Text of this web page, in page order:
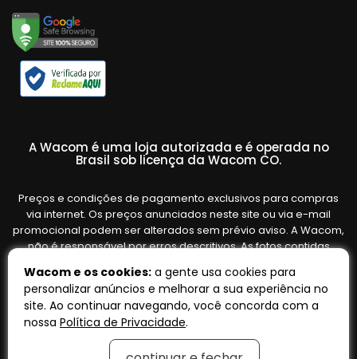
A Wacom é uma loja autorizada e é operada no
Brasil sob licença da Wacom CO.
Preços e condições de pagamento exclusivos para compras
via internet. Os preços anunciados neste site ou via e-mail
promocional podem ser alterados sem prévio aviso. A Wacom,
não é responsável por erros descritivos. As fotos contidas
variar de acordo com o fornecedor/lote do fabricante. Ofertas
válidas até o término de nossos estoques. Vendas sujeitas à
análise e confirmação de dados.
Wacom e os cookies: a gente usa cookies para
personalizar anúncios e melhorar a sua experiência no
site. Ao continuar navegando, você concorda com a
nossa Política de Privacidade.